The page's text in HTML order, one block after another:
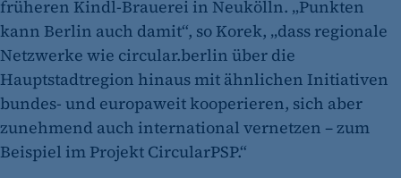
früheren Kindl-Brauerei in Neukölln. „Punkten
kann Berlin auch damit“, so Korek, „dass regionale
Netzwerke wie circular.berlin über die
Hauptstadtregion hinaus mit ähnlichen Initiativen
bundes- und europaweit kooperieren, sich aber
zunehmend auch international vernetzen – zum
Beispiel im Projekt CircularPSP.“